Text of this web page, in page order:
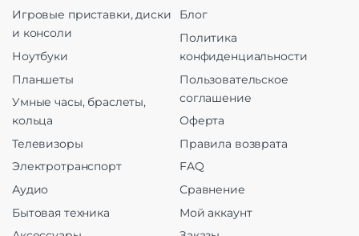
Игровые приставки, диски
и консоли
Ноутбуки
Планшеты
Умные часы, браслеты,
кольца
Телевизоры
Электротранспорт
Аудио
Бытовая техника
Блог
Политика
конфиденциальности
Пользовательское
соглашение
Оферта
Правила возврата
FAQ
Сравнение
Мой аккаунт